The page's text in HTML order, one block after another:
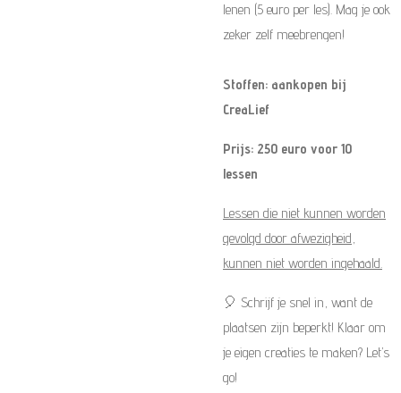
lenen (5 euro per les). Mag je ook
zeker zelf meebrengen!
Stoffen: aankopen bij
CreaLief
Prijs: 250 euro voor 10
lessen
Lessen die niet kunnen worden
gevolgd door afwezigheid,
kunnen niet worden ingehaald.
🎈 Schrijf je snel in, want de
plaatsen zijn beperkt! Klaar om
je eigen creaties te maken? Let’s
go!